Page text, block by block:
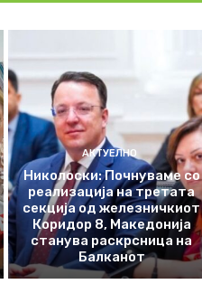
АКТУЕЛНО
Николоски: Почнуваме со
реализација на третата
секција од железничкиот
Коридор 8, Македонија
станува раскрсница на
Балканот